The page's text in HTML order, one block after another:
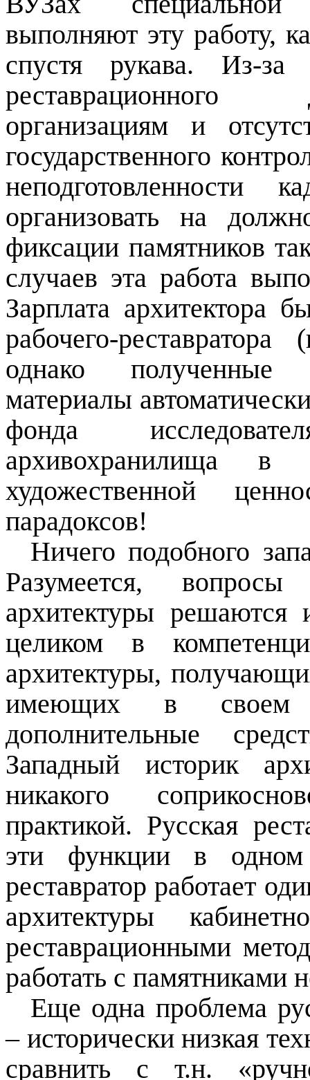
выполняют эту работу,
спустя рукава. Из-
реставрационного
организациям и
государственного
неподготовленности
организовать на
фиксации памятников
случаев эта работа
Зарплата архитектора
рабочего-
однако полученные
материалы
фонда
архивохранилища в
художественной
парадоксов!
Ничего подобного
Разумеется, вопросы
архитектуры
целиком в
архитектуры,
имеющих в своем
дополнительные
Западный историк
никакого
практикой. Русская
эти функции в одном
реставратор работает
архитектуры
реставрационными
работать с памятниками
Еще одна проблема
– исторически низкая
сравнить с т.н.